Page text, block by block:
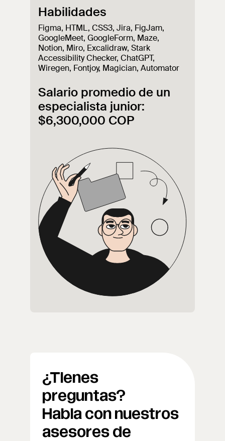
Habilidades
Figma, HTML, CSS3, Jira, FigJam,
GoogleMeet, GoogleForm, Maze,
Notion, Miro, Excalidraw, Stark
Accessibility Checker, ChatGPT,
Wiregen, Fontjoy, Magician, Automator
Salario promedio de un
especialista junior:
$6,300,000 COP
¿Tienes
preguntas?
Habla con nuestros
asesores de